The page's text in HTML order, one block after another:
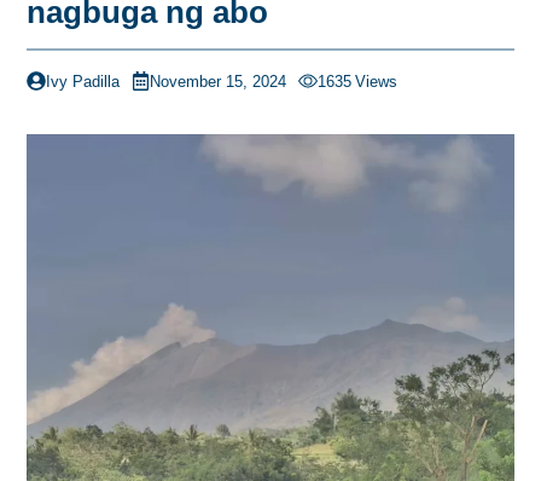
nagbuga ng abo
Ivy Padilla November 15, 2024 1635 Views